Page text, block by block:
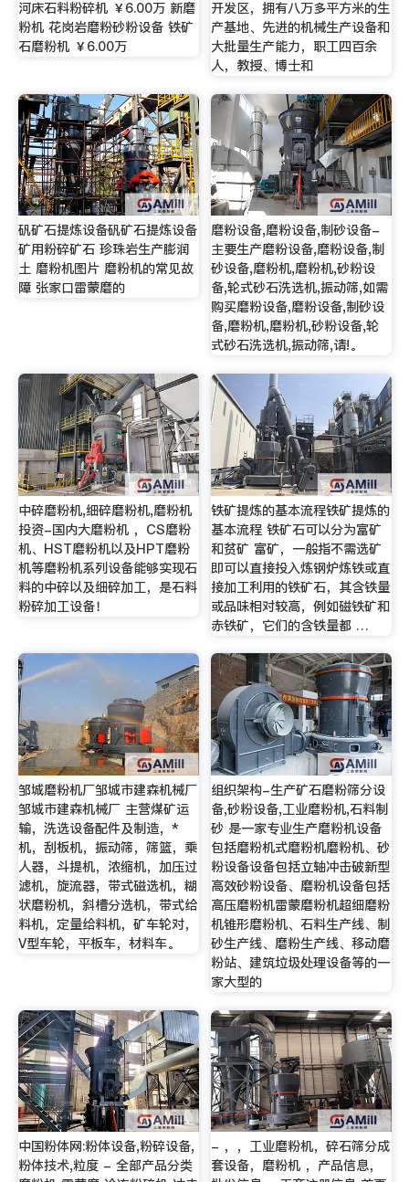
河床石料粉碎机 ￥6.00万 新磨
粉机 花岗岩磨粉砂粉设备 铁矿
石磨粉机 ￥6.00万
开发区，拥有八万多平方米的生
产基地、先进的机械生产设备和
大批量生产能力，职工四百余
人，教授、博士和
矾矿石提炼设备矾矿石提炼设备
矿用粉碎矿石 珍珠岩生产膨润
土 磨粉机图片 磨粉机的常见故
障 张家口雷蒙磨的
磨粉设备,磨粉设备,制砂设备-
主要生产磨粉设备,磨粉设备,制
砂设备,磨粉机,磨粉机,砂粉设
备,轮式砂石洗选机,振动筛,如需
购买磨粉设备,磨粉设备,制砂设
备,磨粉机,磨粉机,砂粉设备,轮
式砂石洗选机,振动筛,请!。
中碎磨粉机,细碎磨粉机,磨粉机
投资-国内大磨粉机 ，CS磨粉
机、HST磨粉机以及HPT磨粉
机等磨粉机系列设备能够实现石
料的中碎以及细碎加工，是石料
粉碎加工设备！
铁矿提炼的基本流程铁矿提炼的
基本流程 铁矿石可以分为富矿
和贫矿 富矿，一般指不需选矿
即可以直接投入炼钢炉炼铁或直
接加工利用的铁矿石，其含铁量
或品味相对较高，例如磁铁矿和
赤铁矿，它们的含铁量都 …
邹城磨粉机厂邹城市建森机械厂
邹城市建森机械厂 主营煤矿运
输，洗选设备配件及制造，*
机，刮板机，振动筛，筛篮，乘
人器，斗提机，浓缩机，加压过
滤机，旋流器，带式磁选机，糊
状磨粉机，斜槽分选机，带式给
料机，定量给料机，矿车轮对，
V型车轮，平板车，材料车。
组织架构-生产矿石磨粉筛分设
备,砂粉设备,工业磨粉机,石料制
砂 是一家专业生产磨粉机设备
包括磨粉机式磨粉机磨粉机、砂
粉设备设备包括立轴冲击破新型
高效砂粉设备、磨粉机设备包括
高压磨粉机雷蒙磨粉机超细磨粉
机锥形磨粉机、石料生产线、制
砂生产线、磨粉生产线、移动磨
粉站、建筑垃圾处理设备等的一
家大型的
中国粉体网:粉体设备,粉碎设备,
粉体技术,粒度 - 全部产品分类
- ，，工业磨粉机，碎石筛分成
套设备，磨粉机 ，产品信息，